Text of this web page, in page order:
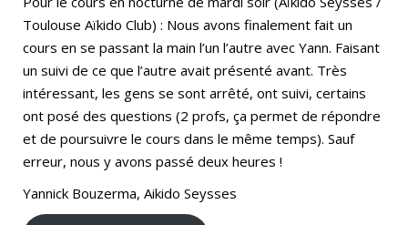
Toulouse Aïkido Club) : Nous avons finalement fait un
cours en se passant la main l’un l’autre avec Yann. Faisant
un suivi de ce que l’autre avait présenté avant. Très
intéressant, les gens se sont arrêté, ont suivi, certains
ont posé des questions (2 profs, ça permet de répondre
et de poursuivre le cours dans le même temps). Sauf
erreur, nous y avons passé deux heures !
Yannick Bouzerma, Aikido Seysses